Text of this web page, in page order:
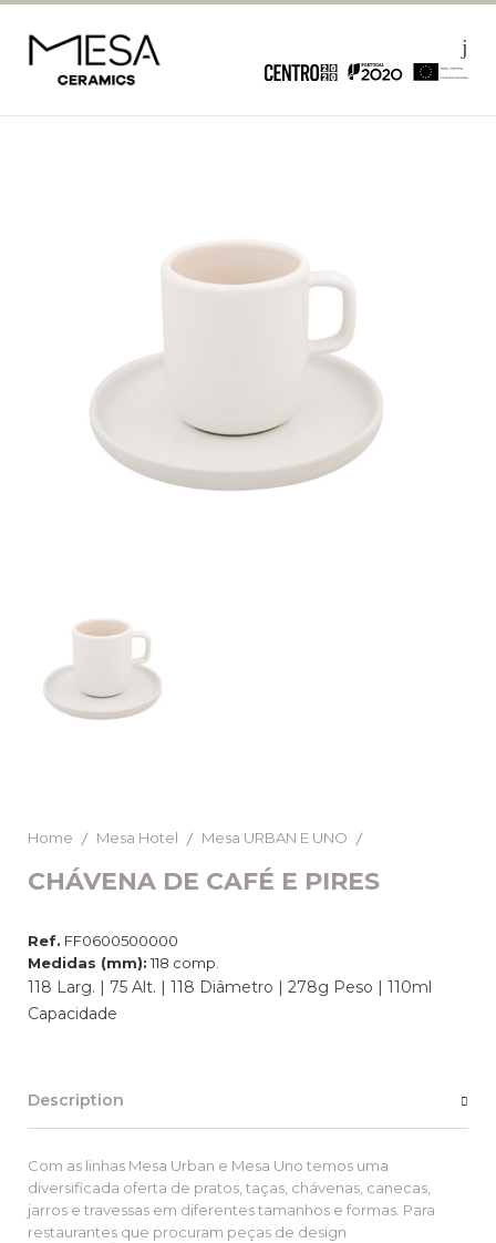
Home Mesa Hotel Mesa URBAN E UNO
CHÁVENA DE CAFÉ E PIRES
Ref. FF0600500000
Medidas (mm): 118 comp.
118 Larg. | 75 Alt. | 118 Diâmetro | 278g Peso | 110ml
Capacidade
Description
Com as linhas Mesa Urban e Mesa Uno temos uma
diversificada oferta de pratos, taças, chávenas, canecas,
jarros e travessas em diferentes tamanhos e formas. Para
restaurantes que procuram peças de design